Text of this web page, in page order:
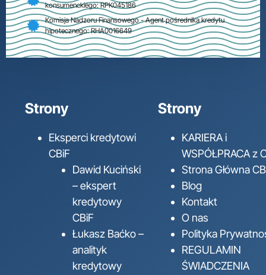
konsumenckiego: RPK045186
Komisja Nadzoru Finansowego - Agent pośrednika kredytu
hipotecznego: RHA0016649
Strony
Eksperci kredytowi
CBiF
Dawid Kuciński
– ekspert
kredytowy
CBiF
Łukasz Baćko –
analityk
kredytowy
Strony
KARIERA i
WSPÓŁPRACA z
Strona Główna
Blog
Kontakt
O nas
Polityka
REGULAMIN
ŚWIADCZENIA